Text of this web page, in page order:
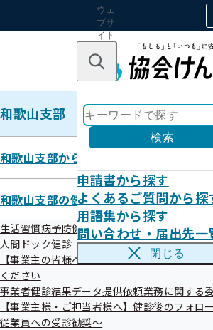
ウェ
ブサ
イト
のナ
ン
キーワードで探す
検索
申請書から探す
よくあるご質問から探
用語集から探す
問い合わせ・届出先一
閉じる
和歌山支部
和歌山支部からのお知らせ
和歌山支部の健診・保健指導のご案内
生活習慣病予防健診（被保険者）とは
人間ドック健診（被保険者）のご案内
【事業主の皆様へ】 事業者健診（定期健診
ください
事業者健診結果データ提供依頼業務に関する
【事業主様・ご担当者様へ】健診後のフォロ
従業員への受診勧奨～
メールマガジン
目次
和歌山支部メルマガ配信 「けんわ